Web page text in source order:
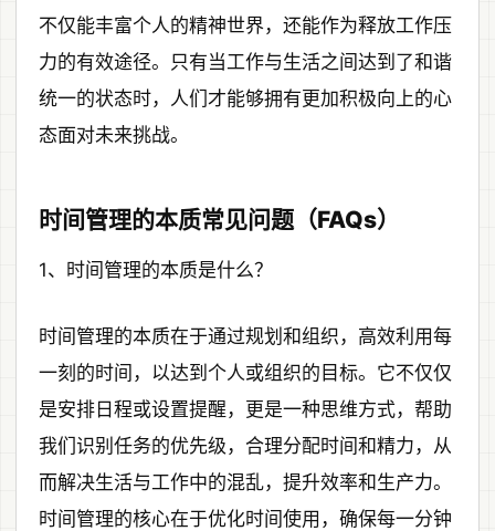
不仅能丰富个人的精神世界，还能作为释放工作压
力的有效途径。只有当工作与生活之间达到了和谐
统一的状态时，人们才能够拥有更加积极向上的心
态面对未来挑战。
时间管理的本质常见问题（FAQs）
1、时间管理的本质是什么？
时间管理的本质在于通过规划和组织，高效利用每
一刻的时间，以达到个人或组织的目标。它不仅仅
是安排日程或设置提醒，更是一种思维方式，帮助
我们识别任务的优先级，合理分配时间和精力，从
而解决生活与工作中的混乱，提升效率和生产力。
时间管理的核心在于优化时间使用，确保每一分钟